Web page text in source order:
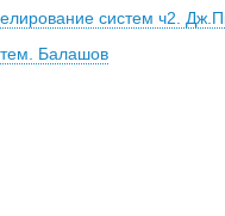
систем ч2.
Балашов